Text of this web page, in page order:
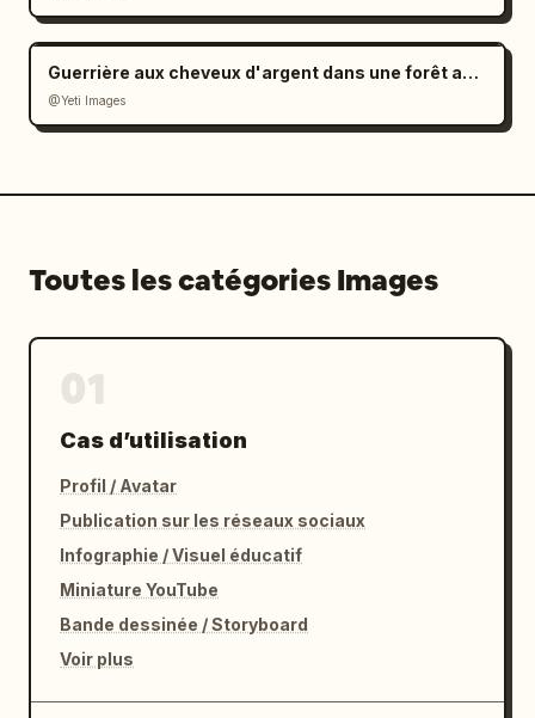
Guerrière aux cheveux d'argent dans une forêt au clair de lune
@Yeti Images
Toutes les catégories Images
Cas d’utilisation
Profil / Avatar
Publication sur les réseaux sociaux
Infographie / Visuel éducatif
Miniature YouTube
Bande dessinée / Storyboard
Voir plus